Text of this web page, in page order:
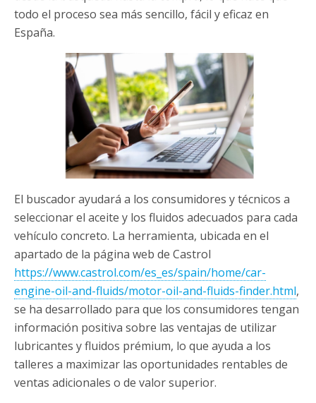
todo el proceso sea más sencillo, fácil y eficaz en
España.
El buscador ayudará a los consumidores y técnicos a
seleccionar el aceite y los fluidos adecuados para cada
vehículo concreto. La herramienta, ubicada en el
apartado de la página web de Castrol
https://www.castrol.com/es_es/spain/home/car-
engine-oil-and-fluids/motor-oil-and-fluids-finder.html,
se ha desarrollado para que los consumidores tengan
información positiva sobre las ventajas de utilizar
lubricantes y fluidos prémium, lo que ayuda a los
talleres a maximizar las oportunidades rentables de
ventas adicionales o de valor superior.